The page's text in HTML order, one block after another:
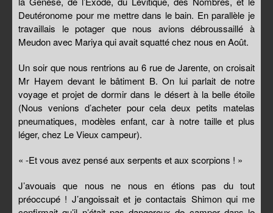
Deutéronome pour me mettre dans le bain. En parallèle je
travaillais le potager que nous avions débroussaillé à
Meudon avec Mariya qui avait squatté chez nous en Août.
Un soir que nous rentrions au 6 rue de Jarente, on croisait
Mr Hayem devant le bâtiment B. On lui parlait de notre
voyage et projet de dormir dans le désert à la belle étoile
(Nous venions d’acheter pour cela deux petits matelas
pneumatiques, modèles enfant, car à notre taille et plus
léger, chez Le Vieux campeur).
« -Et vous avez pensé aux serpents et aux scorpions ! »
J’avouais que nous ne nous en étions pas du tout
préoccupé ! J’angoissait et je contactais Shimon qui me